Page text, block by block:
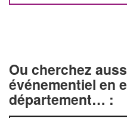
Ou cherchez
événementiel en
département… :